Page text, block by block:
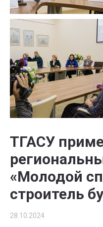
ТГАСУ
«Молодой
строитель
28.10.2024